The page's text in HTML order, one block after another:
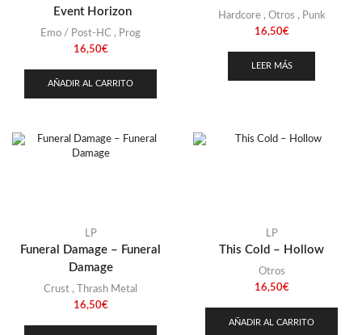
Event Horizon
Emo / Post-HC , Prog
16,50€
AÑADIR AL CARRITO
Hardcore, Otros , Punk
16,50€
LEER MÁS
LP
Funeral Damage – Funeral
Damage
Crust ,
Thrash Metal
16,50€
LP
This Cold – Hollow
Otros
16,50€
AÑADIR AL CARRITO